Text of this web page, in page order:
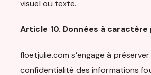
visuel ou texte.
Article 10. Données à
floetjulie.com s’engage à préserver
confidentialité des informations